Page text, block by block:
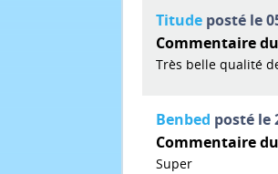
Titude posté le
Commentaire
Très belle qualité
Benbed posté le
Commentaire
Super